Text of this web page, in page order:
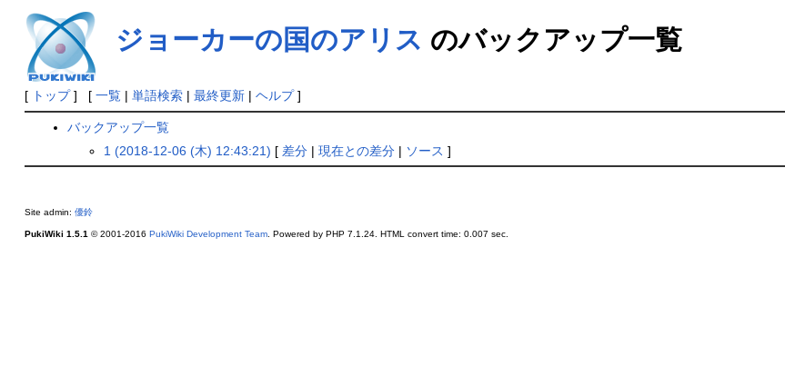
ジョーカーの国のアリス のバックアップ一覧
[ トップ] [ 一覧| 単語検索| 最終更新| ヘルプ]
バックアップ一覧
1 (2018-12-06 (木) 12:43:21) [ 差分 |現在との差分 | ソース ]
Site admin: 優鈴
PukiWiki 1.5.1 © 2001-2016 PukiWiki Development Team. Powered by PHP 7.1.24. HTML convert time: 0.007 sec.